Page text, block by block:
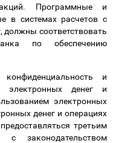
Программные и
в системах расчетов с
должны соответствовать
по обеспечению
и
электронных денег и
электронных
денег и операциях
третьим
законодательством